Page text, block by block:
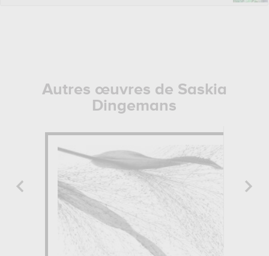
Autres œuvres de Saskia
Dingemans